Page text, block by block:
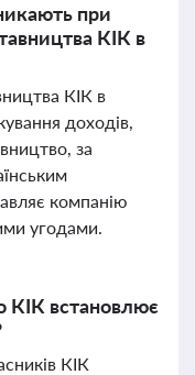
при
КІК в
КІК в
доходів,
за
компанію
угодами.
КІК встановлює
КІК